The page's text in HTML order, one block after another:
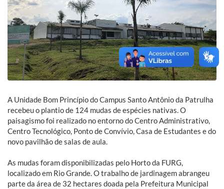
A Unidade Bom Princípio do Campus Santo Antônio da Patrulha
recebeu o plantio de 124 mudas de espécies nativas. O
paisagismo foi realizado no entorno do Centro Administrativo,
Centro Tecnológico, Ponto de Convívio, Casa de Estudantes e do
novo pavilhão de salas de aula.
As mudas foram disponibilizadas pelo Horto da FURG,
localizado em Rio Grande. O trabalho de jardinagem abrangeu
parte da área de 32 hectares doada pela Prefeitura Municipal